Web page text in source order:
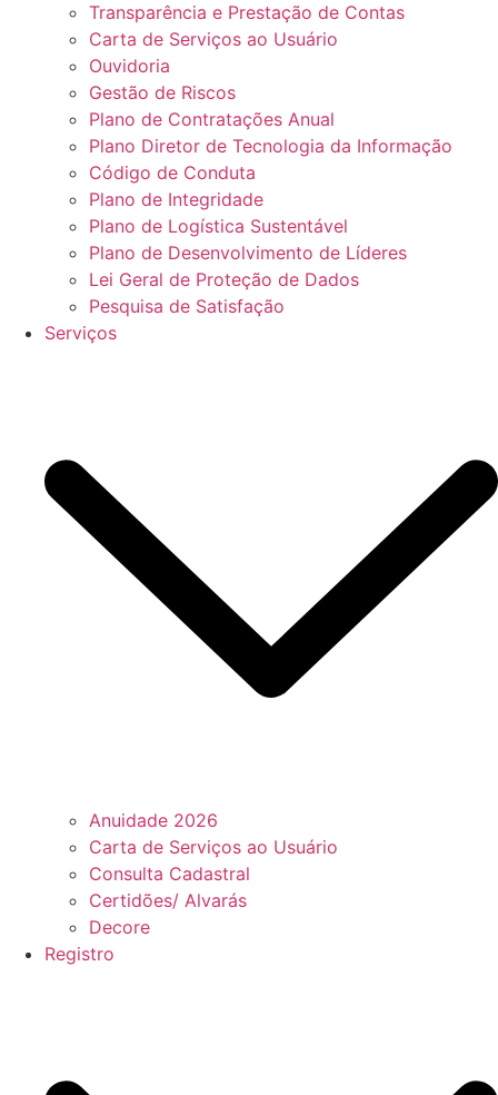
Transparência e Prestação de Contas
Carta de Serviços ao Usuário
Ouvidoria
Gestão de Riscos
Plano de Contratações Anual
Plano Diretor de Tecnologia da Informação
Código de Conduta
Plano de Integridade
Plano de Logística Sustentável
Plano de Desenvolvimento de Líderes
Lei Geral de Proteção de Dados
Pesquisa de Satisfação
Serviços
Anuidade 2026
Carta de Serviços ao Usuário
Consulta Cadastral
Certidões/ Alvarás
Decore
Registro